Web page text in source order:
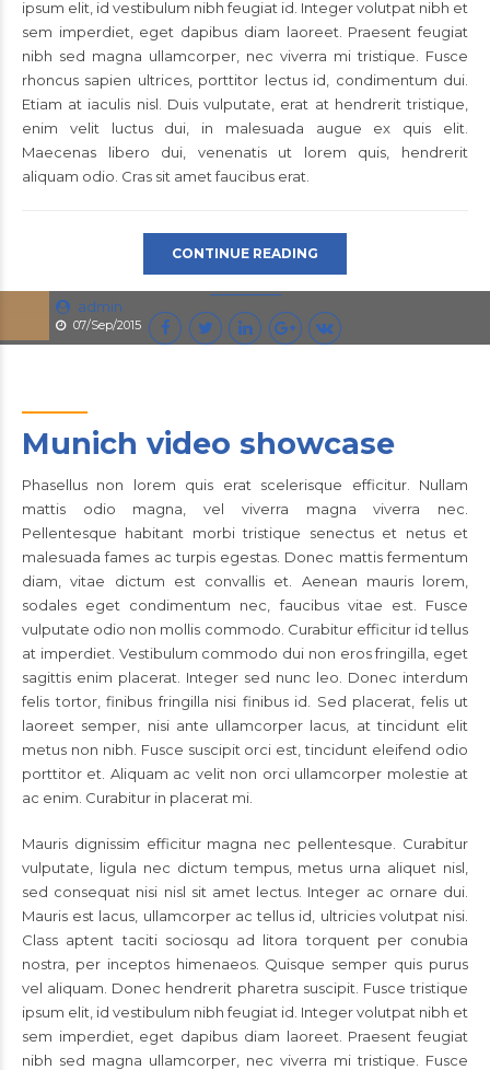
admin
07/Sep/2015
ipsum elit, id vestibulum nibh feugiat id. Integer volutpat nibh et
sem imperdiet, eget dapibus diam laoreet. Praesent feugiat
nibh sed magna ullamcorper, nec viverra mi tristique. Fusce
rhoncus sapien ultrices, porttitor lectus id, condimentum dui.
Etiam at iaculis nisl. Duis vulputate, erat at hendrerit tristique,
enim velit luctus dui, in malesuada augue ex quis elit.
Maecenas libero dui, venenatis ut lorem quis, hendrerit
aliquam odio. Cras sit amet faucibus erat.
CONTINUE READING
Munich video showcase
Phasellus non lorem quis erat scelerisque efficitur. Nullam
mattis odio magna, vel viverra magna viverra nec.
Pellentesque habitant morbi tristique senectus et netus et
malesuada fames ac turpis egestas. Donec mattis fermentum
diam, vitae dictum est convallis et. Aenean mauris lorem,
sodales eget condimentum nec, faucibus vitae est. Fusce
vulputate odio non mollis commodo. Curabitur efficitur id tellus
at imperdiet. Vestibulum commodo dui non eros fringilla, eget
sagittis enim placerat. Integer sed nunc leo. Donec interdum
felis tortor, finibus fringilla nisi finibus id. Sed placerat, felis ut
laoreet semper, nisi ante ullamcorper lacus, at tincidunt elit
metus non nibh. Fusce suscipit orci est, tincidunt eleifend odio
porttitor et. Aliquam ac velit non orci ullamcorper molestie at
ac enim. Curabitur in placerat mi.
Mauris dignissim efficitur magna nec pellentesque. Curabitur
vulputate, ligula nec dictum tempus, metus urna aliquet nisl,
sed consequat nisi nisl sit amet lectus. Integer ac ornare dui.
Mauris est lacus, ullamcorper ac tellus id, ultricies volutpat nisi.
Class aptent taciti sociosqu ad litora torquent per conubia
nostra, per inceptos himenaeos. Quisque semper quis purus
vel aliquam. Donec hendrerit pharetra suscipit. Fusce tristique
ipsum elit, id vestibulum nibh feugiat id. Integer volutpat nibh et
sem imperdiet, eget dapibus diam laoreet. Praesent feugiat
nibh sed magna ullamcorper, nec viverra mi tristique. Fusce